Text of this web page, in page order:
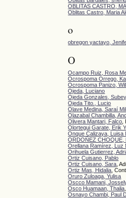
OBLITAS CASTRO,
Oblitas Castro, Maria
o
obregon yactayo,
O
Ocampo Ruiz, Rosa
Ocrospoma Orrego,
Ocrospoma Panizo,
Ojeda, Luciano
Ojeda Gonzales,
Ojeda Tito., Lucio
Olave Medina, Saraí
Olazabal Chambilla,
Olivera Mantari, Falco
Olortegui Garate, Erik
Onque Calizaya, Luisa
ORDOÑEZ CHOQUE,
Orellana Ramírez, Luz
Orihuela Gutierrez,
Ortiz Cuisano, Pablo
Ortiz Cuisano, Sara ,
Ortiz Mas, Hidalia ,
Oruro Zuloaga, Yulisa
Oscco Mamani,
Osco Huamaan, Thalia
Osnayo Chambi, Paul